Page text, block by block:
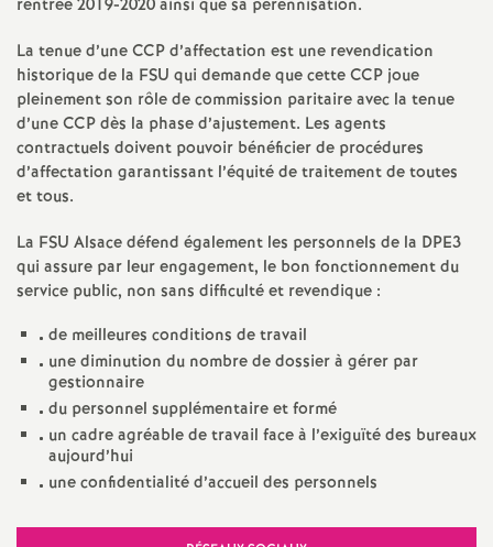
e
g
r
é
O
r
l
é
a
n
rentrée 2019-2020 ainsi que sa pérennisation.
La tenue d’une CCP d’affectation est une revendication
historique de la FSU qui demande que cette CCP joue
pleinement son rôle de commission paritaire avec la tenue
d’une CCP dès la phase d’ajustement. Les agents
contractuels doivent pouvoir bénéficier de procédures
d’affectation garantissant l’équité de traitement de toutes
et tous.
La FSU Alsace défend également les personnels de la DPE3
qui assure par leur engagement, le bon fonctionnement du
service public, non sans difficulté et revendique :
de meilleures conditions de travail
une diminution du nombre de dossier à gérer par
gestionnaire
du personnel supplémentaire et formé
un cadre agréable de travail face à l’exiguïté des bureaux
aujourd’hui
une confidentialité d’accueil des personnels